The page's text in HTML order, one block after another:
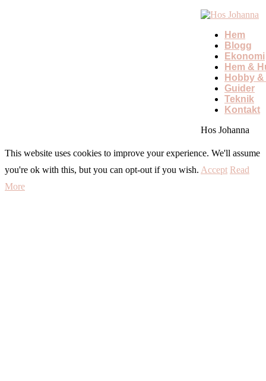
Hem
Blogg
Ekonomi
Hem &
Hobby
Guider
Teknik
Kontakt
Hos Johanna
This website uses cookies to improve your experience. We'll assume
you're ok with this, but you can opt-out if you wish. Accept Read
More